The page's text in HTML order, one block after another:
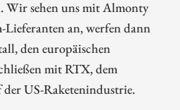
Wir sehen uns mit Almonty
an, werfen dann
den europäischen
mit RTX, dem
US-Raketenindustrie.